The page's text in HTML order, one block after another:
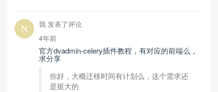
我 发表了评论
4年前
官方dvadmin-celery插件教程，有对应的前端么，
求分享
你好，大概迁移时间有计划么，这个需求还
是挺大的